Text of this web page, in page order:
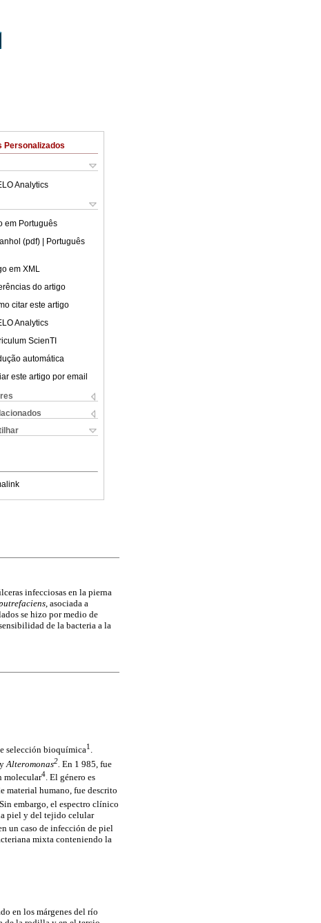
Personalizados
Analytics
em Português
(pdf) | Português
em XML
do artigo
citar este artigo
Analytics
ScienTI
automática
este artigo por email
infecciosas en la pierna
, asociada a
se hizo por medio de
de la bacteria a la
selección bioquímica1
y Alteromonas2 En 1 985, fue
molecular4. El género es
material humano, fue descrito
embargo, el espectro clínico
piel y del tejido celular
un caso de infección de piel
mixta conteniendo la
en los márgenes del río